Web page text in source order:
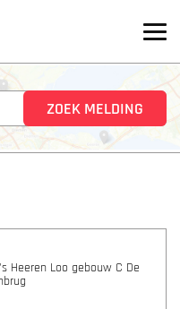
Heeren Loo gebouw C De